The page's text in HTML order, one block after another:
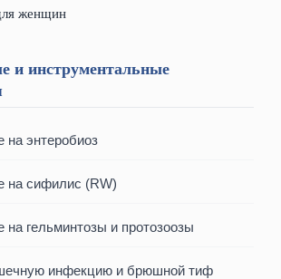
женщин
и инструментальные
на энтеробиоз
на сифилис (RW)
на гельминтозы и протозоозы
инфекцию и брюшной тиф